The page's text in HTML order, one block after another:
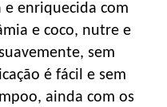
enriquecida com
e coco, nutre e
sem
é fácil e sem
ainda com os